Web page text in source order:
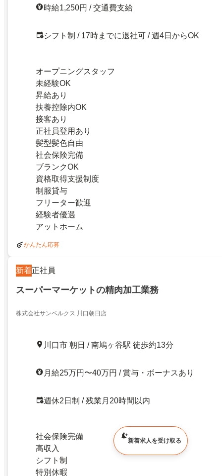
時給1,250円 / 交通費支給
シフト制 / 17時までに退社可 / 週4日からOK
オープニングスタッフ
未経験OK
昇給あり
扶養控除内OK
接客あり
正社員登用あり
髪型髪色自由
社会保険完備
ブランクOK
資格取得支援制度
制服貸与
フリーター歓迎
経験者優遇
アットホーム
かんたん応募
新着正社員
スーパーマーケットの精肉加工業務
株式会社サンベルクス 川口朝日店
川口市 朝日 / 南鳩ヶ谷駅 徒歩約13分
月給25万円〜40万円 / 賞与・ボーナスあり
週休2日制 / 残業月20時間以内
社会保険完備
高収入
シフト制
特別休暇
新着求人を受け取る